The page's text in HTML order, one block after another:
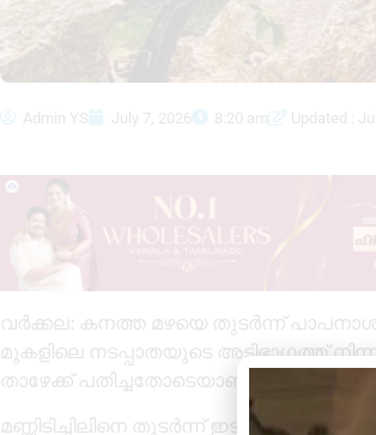
Admin YS July 7, 2026 8:20 am Updated :
വർക്കല: കനത്ത മഴയെ തുടർന്ന്
മുകളിലെ നടപ്പാതയുടെ അടിഭാഗത്ത് നിന്ന്
താഴേക്ക് പതിച്ചതോടെയാണ് പ്രദേശം
മണ്ണിടിച്ചിലിനെ തുടർന്ന് ഇടിഞ്ഞ